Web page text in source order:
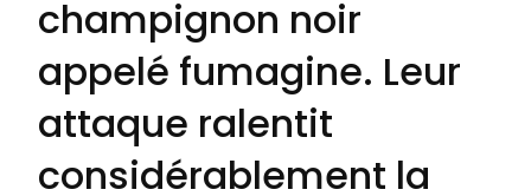
champignon noir
appelé fumagine. Leur
attaque ralentit
considérablement la